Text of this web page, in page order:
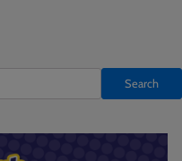
Search